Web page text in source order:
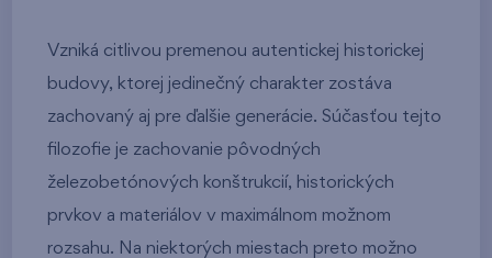
Vzniká citlivou premenou autentickej historickej
budovy, ktorej jedinečný charakter zostáva
zachovaný aj pre ďalšie generácie. Súčasťou tejto
filozofie je zachovanie pôvodných
železobetónových konštrukcií, historických
prvkov a materiálov v maximálnom možnom
rozsahu. Na niektorých miestach preto možno